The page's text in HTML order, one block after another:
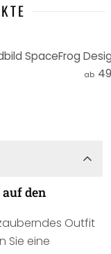
ab
den
Outfit
Sie eine